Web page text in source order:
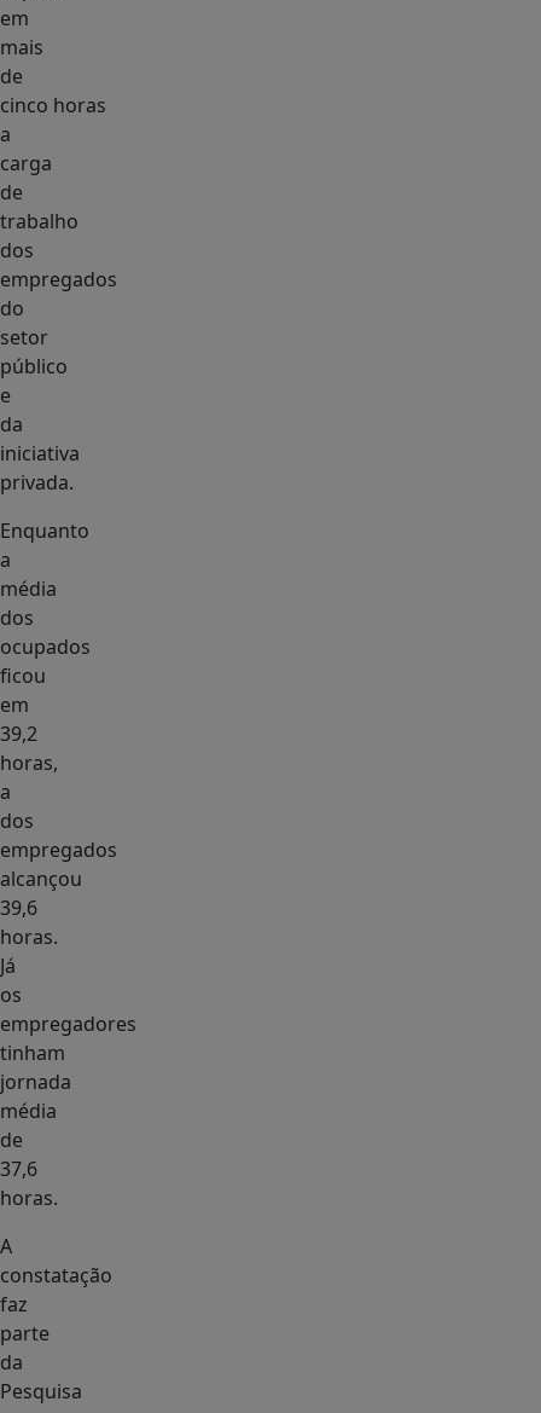
em
mais
de
cinco horas
a
carga
de
trabalho
dos
empregados
do
setor
público
e
da
iniciativa
privada.
Enquanto
a
média
dos
ocupados
ficou
em
39,2
horas,
a
dos
empregados
alcançou
39,6
horas.
Já
os
empregadores
tinham
jornada
média
de
37,6
horas.
A
constatação
faz
parte
da
Pesquisa